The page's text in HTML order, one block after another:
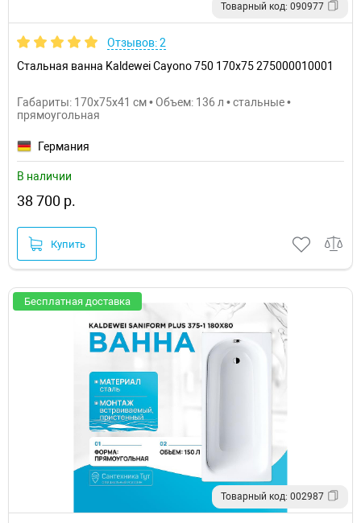
Товарный код: 090977
Отзывов: 2
Стальная ванна Kaldewei Cayono 750 170x75 275000010001
Габариты: 170x75x41 см • Объем: 136 л • стальные •
прямоугольная
Германия
В наличии
38 700 р.
Купить
Бесплатная доставка
Товарный код: 002987